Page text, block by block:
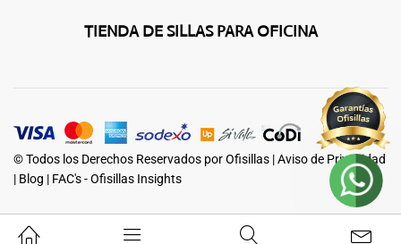
TIENDA DE SILLAS PARA OFICINA
© Todos los Derechos Reservados por Ofisillas |Aviso de Privacidad
| Blog | FAC's - Ofisillas Insights